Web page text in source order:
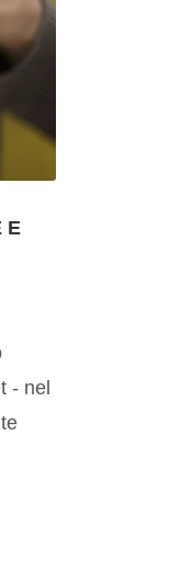
E
- nel